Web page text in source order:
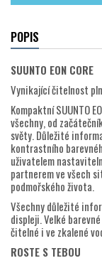
POPIS
SUUNTO EON CORE
Vynikající čitelnost
Kompaktní SUUNTO
všechny, od
světy. Důležité
kontrastního
uživatelem
partnerem ve všech
podmořského života.
Všechny důležité
displeji. Velké
čitelné i ve zkalené
ROSTE S TEBOU